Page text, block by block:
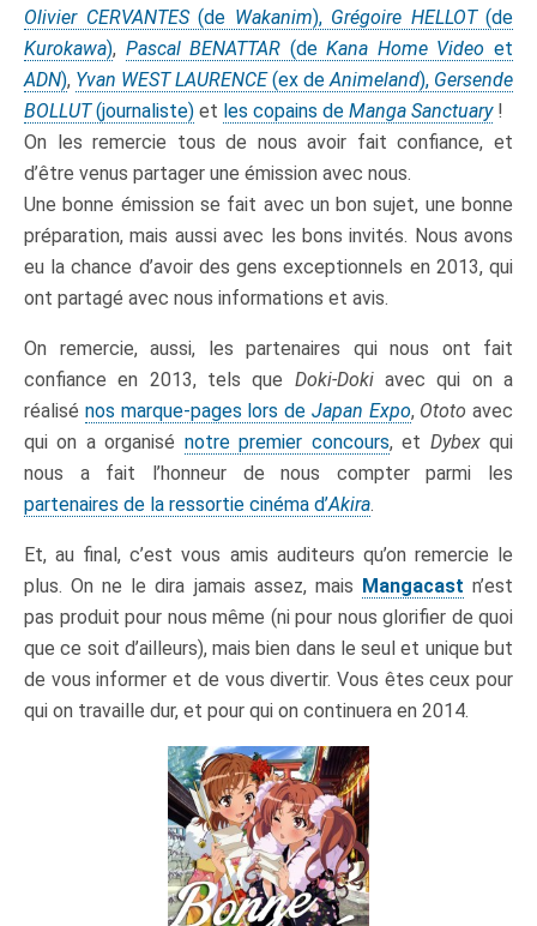
Olivier CERVANTES(de Wakanim), Grégoire HELLOT(de
Kurokawa), Pascal BENATTAR (deKana Home Video et
ADN), Yvan WEST LAURENCE(ex deAnimeland), Gersende
BOLLUT(journaliste) et les copains de Manga Sanctuary!
On les remercie tous de nous avoir fait confiance, et
d’être venus partager une émission avec nous.
Une bonne émission se fait avec un bon sujet, une bonne
préparation, mais aussi avec les bons invités. Nous avons
eu la chance d’avoir des gens exceptionnels en 2013, qui
ont partagé avec nous informations et avis.
On remercie, aussi, les partenaires qui nous ont fait
confiance en 2013, tels que Doki-Dokiavec qui on a
réalisé nos marque-pages lors de Japan Expo, Ototo avec
qui on a organisé notre premier concours, et Dybexqui
nous a fait l’honneur de nous compter parmi les
partenaires de la ressortie cinéma d’Akira.
Et, au final, c’est vous amis auditeurs qu’on remercie le
plus. On ne le dira jamais assez, mais Mangacast n’est
pas produit pour nous même (ni pour nous glorifier de quoi
que ce soit d’ailleurs), mais bien dans le seul et unique but
de vous informer et de vous divertir. Vous êtes ceux pour
qui on travaille dur, et pour qui on continuera en 2014.